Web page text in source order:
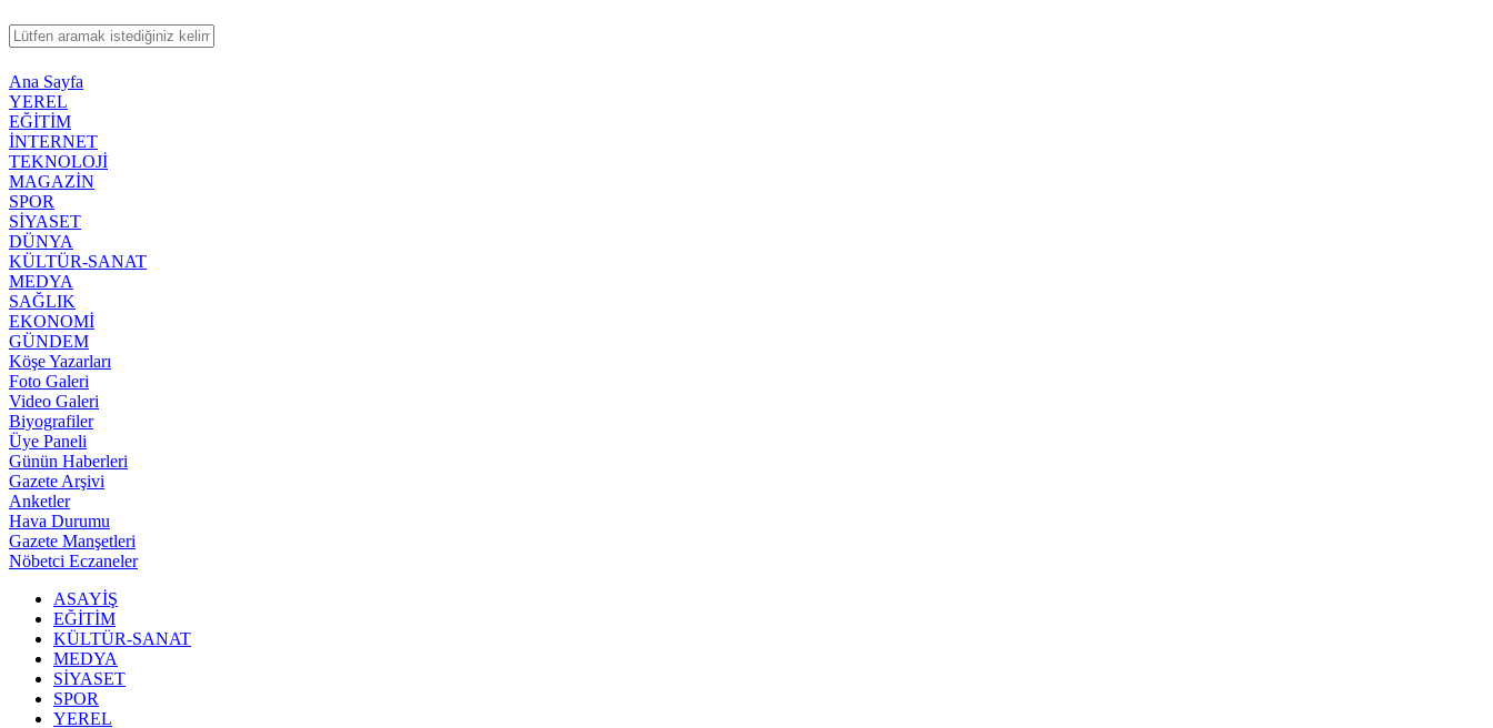
Ana Sayfa
YEREL
EĞİTİM
İNTERNET
TEKNOLOJİ
MAGAZİN
SPOR
SİYASET
DÜNYA
KÜLTÜR-SANAT
MEDYA
SAĞLIK
EKONOMİ
GÜNDEM
Köşe Yazarları
Foto Galeri
Video Galeri
Biyografiler
Üye Paneli
Günün Haberleri
Gazete Arşivi
Anketler
Hava Durumu
Gazete Manşetleri
Nöbetci Eczaneler
ASAYİŞ
EĞİTİM
KÜLTÜR-SANAT
MEDYA
SİYASET
SPOR
YEREL